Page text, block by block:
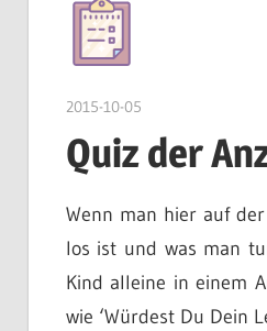
2015-10-05
Quiz der
Wenn man hier auf
los ist und was man
Kind alleine in einem
wie ‘Würdest Du Dein